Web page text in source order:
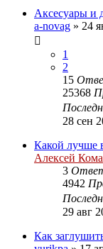
Аксесуары и
a-novag » 24
1
2
15
25368
28 сен
Какой лучше
Алексей
3
4942
29 авг
Как